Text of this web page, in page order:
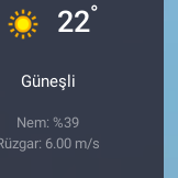
22°
Güneşli
Nem: %39
6.00 m/s